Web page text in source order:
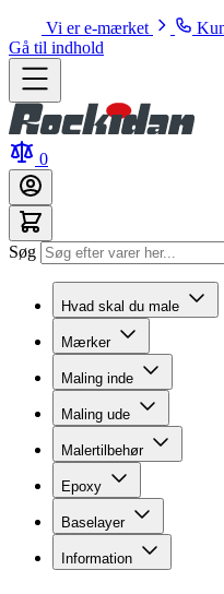
Vi er e-mærket
Gå til indhold
0
Søg
Hvad skal du male
Mærker
Maling inde
Maling ude
Malertilbehør
Epoxy
Baselayer
Information